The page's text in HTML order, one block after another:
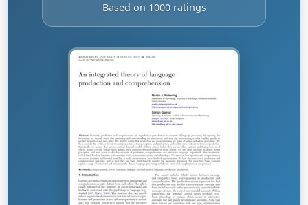
Based on 1000 ratings